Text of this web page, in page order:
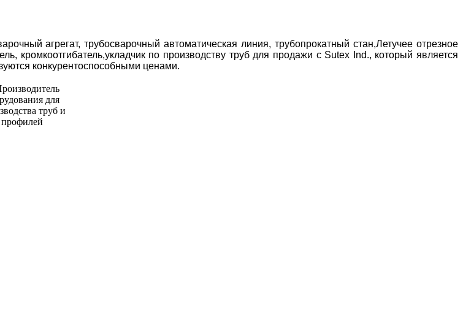
агрегат, трубосварочный автоматическая линия, трубопрокатный стан,Летучее отрезное
по производству труб для продажи с Sutex Ind., который является
конкурентоспособными ценами.